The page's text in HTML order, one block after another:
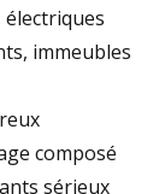
électriques
immeubles
composé
sérieux